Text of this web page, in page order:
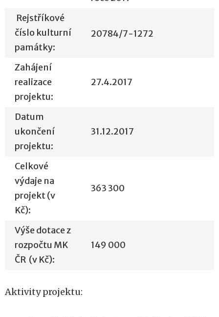
Rejstříkové
číslo kulturní
památky:
20784/7-1272
Zahájení
realizace
projektu:
27.4.2017
Datum
ukončení
projektu:
31.12.2017
Celkové
výdaje na
projekt (v
Kč):
363 300
Výše dotace z
rozpočtu MK
ČR (v Kč):
149 000
Aktivity projektu: